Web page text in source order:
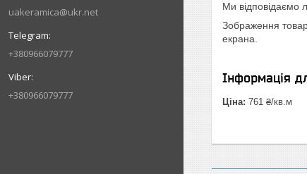
uakeramica@ukr.net
+380966079777
+380966079777
Ми відповідаємо
Зображення
екрана.
Інформація
Ціна: 761 ₴/кв.м